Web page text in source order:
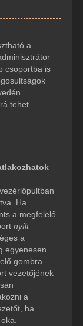
a
csoportba is
tehet
Ha
a megfelelő
nyílt
a
egyenesen
gombra
vezetőjének
a
ha